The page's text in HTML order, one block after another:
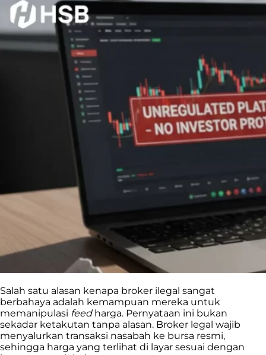
Salah satu alasan kenapa broker ilegal sangat
berbahaya adalah kemampuan mereka untuk
memanipulasi feedharga. Pernyataan ini bukan
sekadar ketakutan tanpa alasan. Broker legal wajib
menyalurkan transaksi nasabah ke bursa resmi,
sehingga harga yang terlihat di layar sesuai dengan